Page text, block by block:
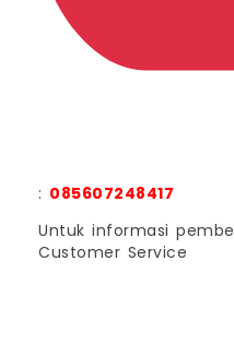
: 085607248417
Untuk informasi
Customer Service